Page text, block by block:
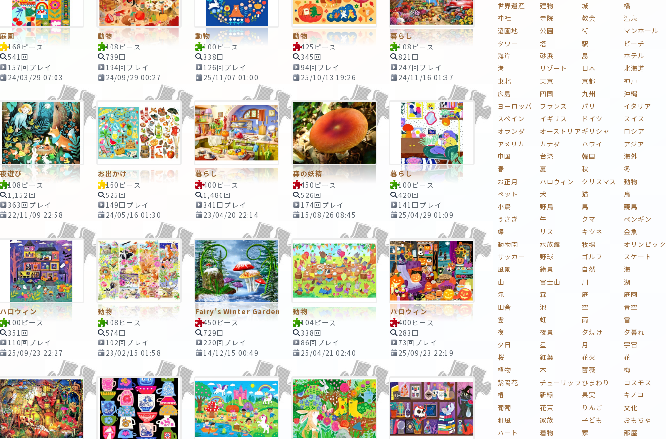
庭園
168ピース
541回
157回プレイ
24/03/29 07:03
動物
108ピース
789回
194回プレイ
24/09/29 00:27
動物
100ピース
338回
126回プレイ
25/11/07 01:00
動物
425ピース
345回
94回プレイ
25/10/13 19:26
暮らし
108ピース
821回
247回プレイ
24/11/16 01:37
夜遊び
108ピース
1,152回
363回プレイ
22/11/09 22:58
お出かけ
160ピース
525回
149回プレイ
24/05/16 01:30
暮らし
400ピース
1,486回
341回プレイ
23/04/20 22:14
森の妖精
450ピース
526回
174回プレイ
15/08/26 08:45
暮らし
100ピース
420回
141回プレイ
25/04/29 01:09
ハロウィン
100ピース
351回
110回プレイ
25/09/23 22:27
動物
108ピース
574回
102回プレイ
23/02/15 01:58
Fairy's Winter Garden
450ピース
729回
220回プレイ
14/12/15 00:49
動物
104ピース
338回
86回プレイ
25/04/21 02:40
ハロウィン
400ピース
283回
73回プレイ
25/09/23 22:19
世界遺産
建物 城
橋
神社
寺院 教会
温泉
遊園地
公園 街
マンホール
タワー
塔 駅
ビーチ
海岸
砂浜 島
ホテル
港
リゾート 日本
北海道
東北
東京 京都
神戸
広島
四国 九州
沖縄
ヨーロッパ
フランス パリ
イタリア
スペイン
イギリス ドイツ
スイス
オランダ
オーストリア ギリシャ
ロシア
アメリカ
カナダ ハワイ
アジア
中国
台湾 韓国
海外
春
夏 秋
冬
お正月
ハロウィン クリスマス
動物
ペット
犬 猫
鳥
小鳥
野鳥 馬
競馬
うさぎ
牛 クマ
ペンギン
蝶
リス キツネ
金魚
動物園
水族館 牧場
オリンピック
サッカー
野球 ゴルフ
スケート
風景
絶景 自然
海
山
富士山 川
湖
滝
森 庭
庭園
田舎
池 空
青空
雲
虹 雨
雪
夜
夜景 夕焼け
夕暮れ
夕日
星 月
宇宙
桜
紅葉 花火
花
植物
木 薔薇
梅
紫陽花
チューリップひまわり
コスモス
椿
新緑 果実
キノコ
葡萄
花束 りんご
文化
和風
家族 子ども
おもちゃ
ハート
着物 家
部屋